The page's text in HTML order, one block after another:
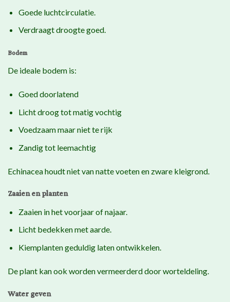
Goede luchtcirculatie.
Verdraagt droogte goed.
Bodem
De ideale bodem is:
Goed doorlatend
Licht droog tot matig vochtig
Voedzaam maar niet te rijk
Zandig tot leemachtig
Echinacea houdt niet van natte voeten en zware kleigrond.
Zaaien en planten
Zaaien in het voorjaar of najaar.
Licht bedekken met aarde.
Kiemplanten geduldig laten ontwikkelen.
De plant kan ook worden vermeerderd door worteldeling.
Water geven